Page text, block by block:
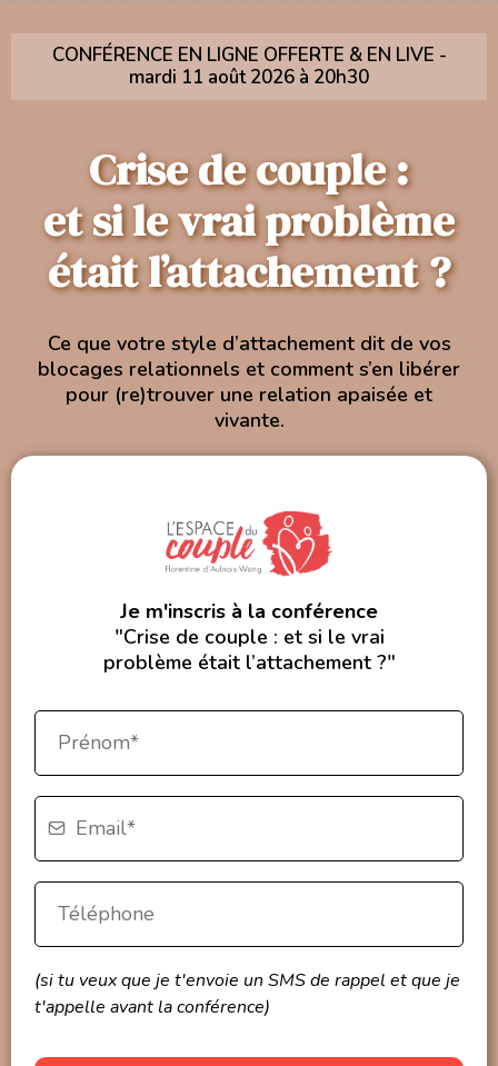
CONFÉRENCE EN LIGNE OFFERTE & EN LIVE -
mardi 11 août 2026 à 20h30
Crise de couple :
et si le vrai problème
était l’attachement ?
Ce que votre style d’attachement dit de vos
blocages relationnels et comment s’en libérer
pour (re)trouver une relation apaisée et
vivante.
Je m'inscris à la conférence
"Crise de couple : et si le vrai
problème était l’attachement ?"
(si tu veux que je t'envoie un SMS de rappel et que je
t'appelle avant la conférence)